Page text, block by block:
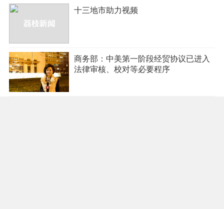
十三地市助力视频
商务部：中美第一阶段经贸协议已进入
法律审核、校对等必要程序